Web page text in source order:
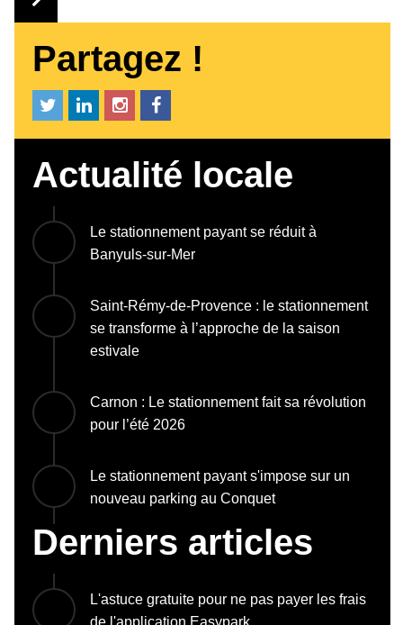
Partagez !
Actualité locale
Le stationnement payant se réduit à
Banyuls-sur-Mer
Saint-Rémy-de-Provence : le stationnement
se transforme à l’approche de la saison
estivale
Carnon : Le stationnement fait sa révolution
pour l’été 2026
Le stationnement payant s'impose sur un
nouveau parking au Conquet
Derniers articles
L'astuce gratuite pour ne pas payer les frais